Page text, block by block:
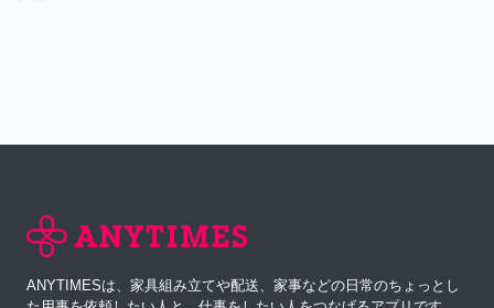
ANYTIMESは、家具組み立てや配送、家事などの日常のちょっとし